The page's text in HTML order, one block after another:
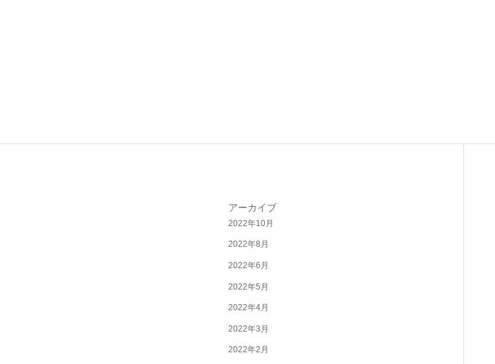
アーカイブ
2022年10月
2022年8月
2022年6月
2022年5月
2022年4月
2022年3月
2022年2月